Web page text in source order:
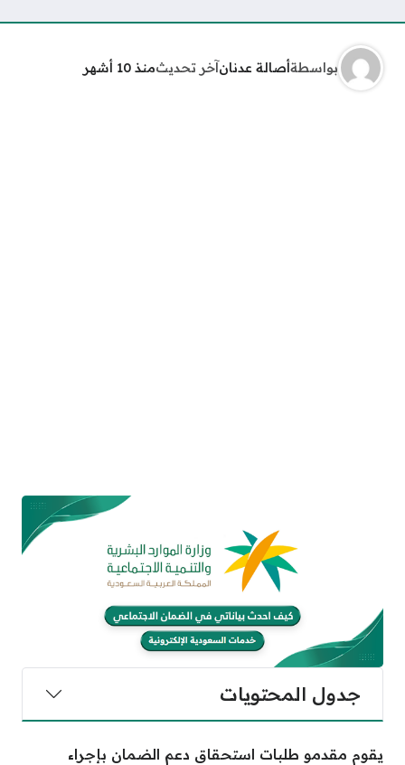
بواسطةأصالة عدنانآخر تحديثمنذ 10 أشهر
جدول المحتويات
يقوم مقدمو طلبات استحقاق دعم الضمان بإجراء